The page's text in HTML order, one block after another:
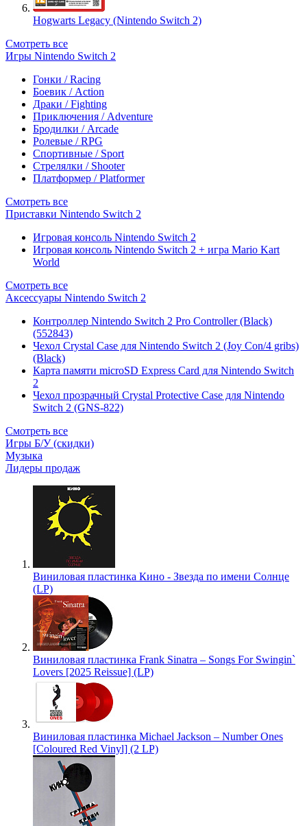
Hogwarts Legacy (Nintendo Switch 2)
Смотреть все
Игры Nintendo Switch 2
Гонки / Racing
Боевик / Action
Драки / Fighting
Приключения / Adventure
Бродилки / Arcade
Ролевые / RPG
Спортивные / Sport
Стрелялки / Shooter
Платформер / Platformer
Смотреть все
Приставки Nintendo Switch 2
Игровая консоль Nintendo Switch 2
Игровая консоль Nintendo Switch 2 + игра Mario Kart
World
Смотреть все
Аксессуары Nintendo Switch 2
Контроллер Nintendo Switch 2 Pro Controller (Black)
(552843)
Чехол Сrystal Сase для Nintendo Switch 2 (Joy Con/4 gribs)
(Black)
Карта памяти microSD Express Card для Nintendo Switch
2
Чехол прозрачный Crystal Protective Case для Nintendo
Switch 2 (GNS-822)
Смотреть все
Игры Б/У (скидки)
Музыка
Лидеры продаж
Виниловая пластинка Кино - Звезда по имени Солнце
(LP)
Виниловая пластинка Frank Sinatra – Songs For Swingin`
Lovers [2025 Reissue] (LP)
Виниловая пластинка Michael Jackson – Number Ones
[Coloured Red Vinyl] (2 LP)